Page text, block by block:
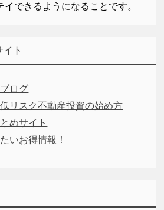
できるようになることです。
ト
ログ
リスク不動産投資の始め方
めサイト
いお得情報！